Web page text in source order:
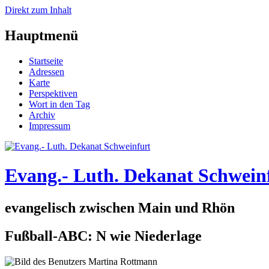
Direkt zum Inhalt
Hauptmenü
Startseite
Adressen
Karte
Perspektiven
Wort in den Tag
Archiv
Impressum
Evang.- Luth. Dekanat
evangelisch zwischen Main und Rhön
Fußball-ABC: N wie Niederlage